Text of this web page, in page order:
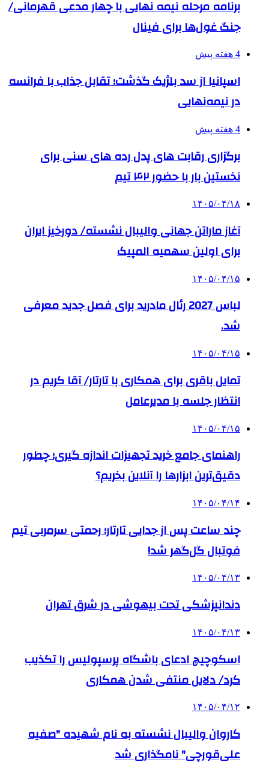
برنامه مرحله نیمه نهایی با چهار مدعی قهرمانی/
جنگ غول‌ها برای فینال
4 هفته پیش
اسپانیا از سد بلژیک گذشت؛ تقابل جذاب با فرانسه
در نیمه‌نهایی
4 هفته پیش
برگزاری رقابت های پدل رده های سنی برای
نخستین بار با حضور ۴۲ تیم
۱۴۰۵/۰۴/۱۸
آغاز ماراتن جهانی والیبال نشسته/ دورخیز ایران
برای اولین سهمیه المپیک
۱۴۰۵/۰۴/۱۵
لباس 2027 رئال مادرید برای فصل جدید معرفی
شد.
۱۴۰۵/۰۴/۱۵
تمایل باقری برای همکاری با تارتار/ آقا کریم در
انتظار جلسه با مدیرعامل
۱۴۰۵/۰۴/۱۵
راهنمای جامع خرید تجهیزات اندازه گیری؛ چطور
دقیق‌ترین ابزارها را آنلاین بخریم؟
۱۴۰۵/۰۴/۱۴
چند ساعت پس از جدایی تارتار؛ رحمتی سرمربی تیم
فوتبال گل‌گهر شد!
۱۴۰۵/۰۴/۱۳
دندانپزشکی تحت بیهوشی در شرق تهران
۱۴۰۵/۰۴/۱۳
اسکوچیچ ادعای باشگاه پرسپولیس را تکذیب
کرد/ دلایل منتفی شدن همکاری
۱۴۰۵/۰۴/۱۲
کاروان والیبال نشسته به نام شهیده "صفیه
علی‌قورچی" نامگذاری شد